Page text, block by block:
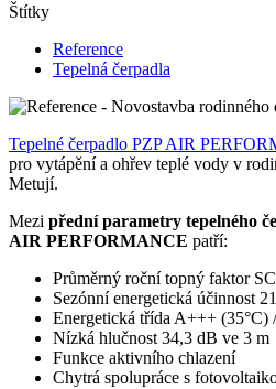
Štítky
Reference
Tepelná čerpadla
Tepelné čerpadlo PZP AIR
pro vytápění a ohřev teplé vody v
Metují.
Mezi přední parametry tepelného
AIR PERFORMANCE patří:
Průměrný roční topný faktor
Sezónní energetická účinnost
Energetická třída A+++ (35°C)
Nízká hlučnost 34,3 dB ve 3 m
Funkce aktivního chlazení
Chytrá spolupráce s